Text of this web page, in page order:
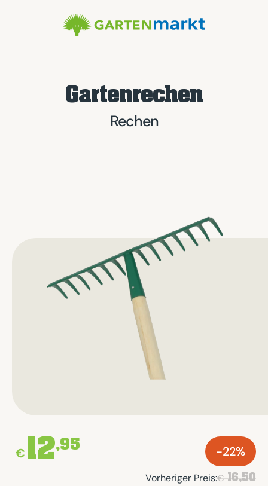
Gartenrechen
Rechen
€12,95 -22%
Vorheriger Preis:€ 16,50